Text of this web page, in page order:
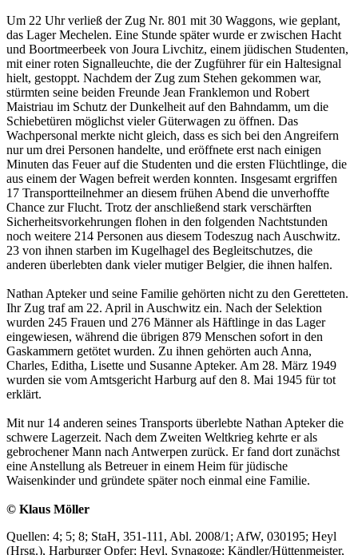
Um 22 Uhr verließ der Zug Nr. 801 mit 30 Waggons, wie geplant,
das Lager Mechelen. Eine Stunde später wurde er zwischen Hacht
und Boortmeerbeek von Joura Livchitz, einem jüdischen Studenten,
mit einer roten Signalleuchte, die der Zugführer für ein Haltesignal
hielt, gestoppt. Nachdem der Zug zum Stehen gekommen war,
stürmten seine beiden Freunde Jean Franklemon und Robert
Maistriau im Schutz der Dunkelheit auf den Bahndamm, um die
Schiebetüren möglichst vieler Güterwagen zu öffnen. Das
Wachpersonal merkte nicht gleich, dass es sich bei den Angreifern
nur um drei Personen handelte, und eröffnete erst nach einigen
Minuten das Feuer auf die Studenten und die ersten Flüchtlinge, die
aus einem der Wagen befreit werden konnten. Insgesamt ergriffen
17 Transportteilnehmer an diesem frühen Abend die unverhoffte
Chance zur Flucht. Trotz der anschließend stark verschärften
Sicherheitsvorkehrungen flohen in den folgenden Nachtstunden
noch weitere 214 Personen aus diesem Todeszug nach Auschwitz.
23 von ihnen starben im Kugelhagel des Begleitschutzes, die
anderen überlebten dank vieler mutiger Belgier, die ihnen halfen.
Nathan Apteker und seine Familie gehörten nicht zu den Geretteten.
Ihr Zug traf am 22. April in Auschwitz ein. Nach der Selektion
wurden 245 Frauen und 276 Männer als Häftlinge in das Lager
eingewiesen, während die übrigen 879 Menschen sofort in den
Gaskammern getötet wurden. Zu ihnen gehörten auch Anna,
Charles, Editha, Lisette und Susanne Apteker. Am 28. März 1949
wurden sie vom Amtsgericht Harburg auf den 8. Mai 1945 für tot
erklärt.
Mit nur 14 anderen seines Transports überlebte Nathan Apteker die
schwere Lagerzeit. Nach dem Zweiten Weltkrieg kehrte er als
gebrochener Mann nach Antwerpen zurück. Er fand dort zunächst
eine Anstellung als Betreuer in einem Heim für jüdische
Waisenkinder und gründete später noch einmal eine Familie.
© Klaus Möller
Quellen: 4; 5; 8; StaH, 351-111, Abl. 2008/1; AfW, 030195; Heyl
(Hrsg.), Harburger Opfer; Heyl, Syna­goge; Kändler/Hüttenmeister,